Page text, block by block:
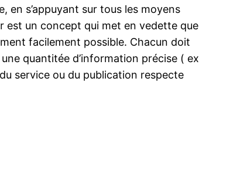
en s’appuyant sur tous les moyens
est un concept qui met en vedette que
facilement possible. Chacun doit
quantitée d’information précise ( ex
service ou du publication respecte